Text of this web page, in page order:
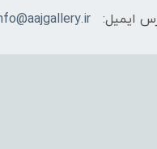
ایمیل: